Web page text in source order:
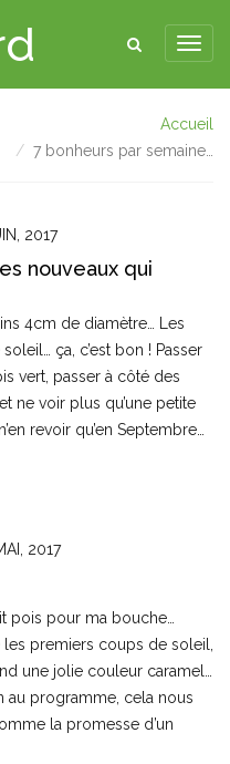
Accueil
7 bonheurs par semaine…
2017
nouveaux qui
4cm de diamètre… Les
ça, c’est bon ! Passer
vert, passer à côté des
ne voir plus qu’une petite
revoir qu’en Septembre…
2017
pois pour ma bouche…
les premiers coups de soleil,
une jolie couleur caramel…
au programme, cela nous
la promesse d’un